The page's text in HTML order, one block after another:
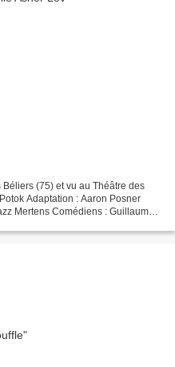
(75) et vu au Théâtre des
Adaptation : Aaron Posner
Mertens Comédiens : Guillaume